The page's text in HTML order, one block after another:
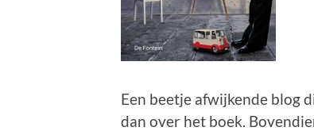
Een beetje afwijkende blog
dan over het boek.